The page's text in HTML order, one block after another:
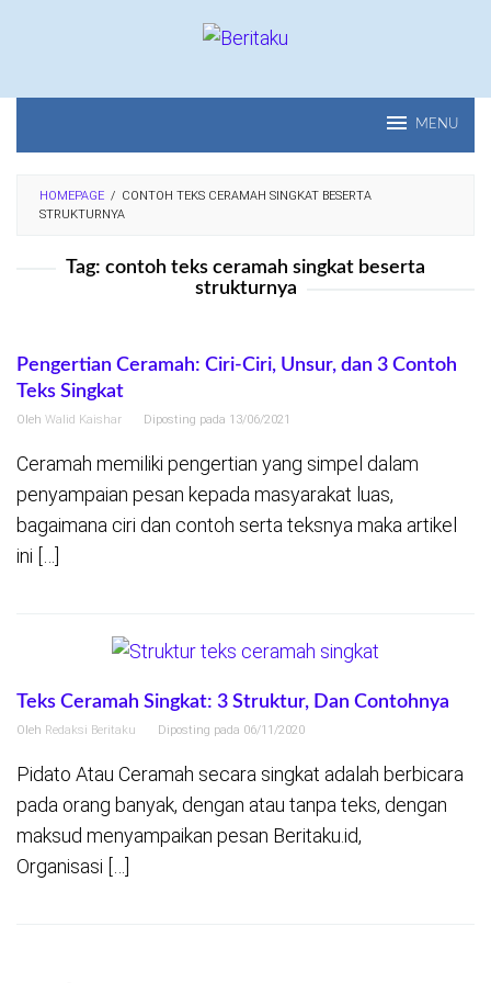
MENU
HOMEPAGE / CONTOH TEKS CERAMAH SINGKAT BESERTA
STRUKTURNYA
Tag: contoh teks ceramah singkat beserta
strukturnya
Pengertian Ceramah: Ciri-Ciri, Unsur, dan 3 Contoh
Teks Singkat
Oleh Walid Kaishar Diposting pada 13/06/2021
Ceramah memiliki pengertian yang simpel dalam
penyampaian pesan kepada masyarakat luas,
bagaimana ciri dan contoh serta teksnya maka artikel
ini […]
Teks Ceramah Singkat: 3 Struktur, Dan Contohnya
Oleh Redaksi Beritaku Diposting pada 06/11/2020
Pidato Atau Ceramah secara singkat adalah berbicara
pada orang banyak, dengan atau tanpa teks, dengan
maksud menyampaikan pesan Beritaku.id,
Organisasi […]